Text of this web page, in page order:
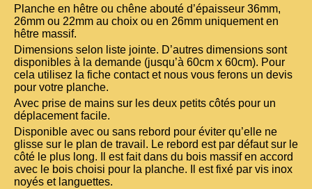
Planche en hêtre ou chêne abouté d’épaisseur 36mm,
26mm ou 22mm au choix ou en 26mm uniquement en
hêtre massif.
Dimensions selon liste jointe. D’autres dimensions sont
disponibles à la demande (jusqu’à 60cm x 60cm). Pour
cela utilisez la fiche contact et nous vous ferons un devis
pour votre planche.
Avec prise de mains sur les deux petits côtés pour un
déplacement facile.
Disponible avec ou sans rebord pour éviter qu’elle ne
glisse sur le plan de travail. Le rebord est par défaut sur le
côté le plus long. Il est fait dans du bois massif en accord
avec le bois choisi pour la planche. Il est fixé par vis inox
noyés et languettes.